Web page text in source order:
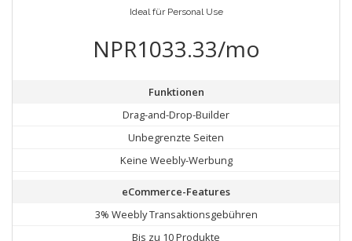
Ideal für Personal Use
NPR1033.33/mo
Funktionen
Drag-and-Drop-Builder
Unbegrenzte Seiten
Keine Weebly-Werbung
eCommerce-Features
3% Weebly Transaktionsgebühren
Bis zu 10 Produkte